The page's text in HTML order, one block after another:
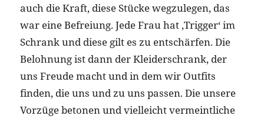
auch die Kraft, diese Stücke wegzulegen, das
war eine Befreiung. Jede Frau hat ‚Trigger‘ im
Schrank und diese gilt es zu entschärfen. Die
Belohnung ist dann der Kleiderschrank, der
uns Freude macht und in dem wir Outfits
finden, die uns und zu uns passen. Die unsere
Vorzüge betonen und vielleicht vermeintliche